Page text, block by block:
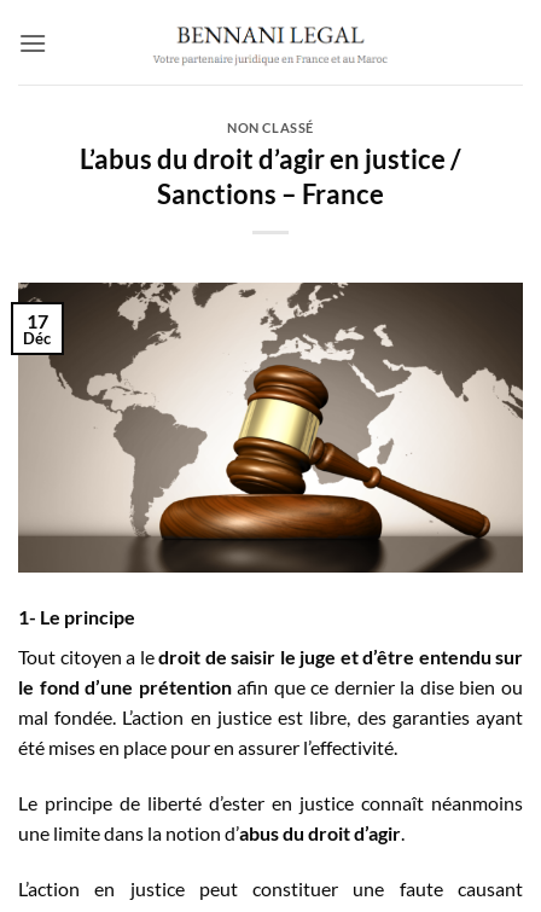
NON CLASSÉ
L’abus du droit d’agir en justice /
Sanctions – France
17
Déc
1- Le principe
Tout citoyen a ledroit de saisir le juge et d’être entendu sur
le fond d’une prétentionafin que ce dernier la dise bien ou
mal fondée. L’action en justice est libre, des garanties ayant
été mises en place pour en assurer l’effectivité.
Le principe de liberté d’ester en justice connaît néanmoins
une limite dans la notion d’abus du droit d’agir
L’action en justice peut constituer une faute causant